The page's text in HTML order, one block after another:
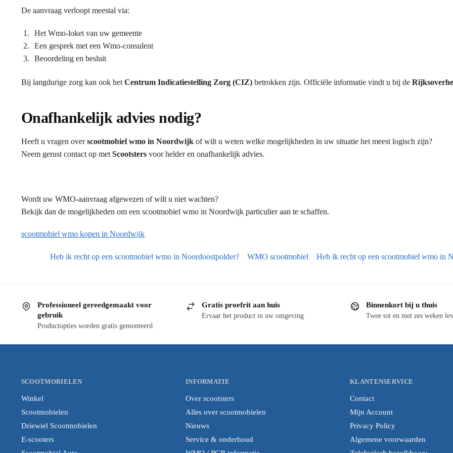
De aanvraag verloopt meestal via:
Het Wmo-loket van uw gemeente
Een gesprek met een Wmo-consulent
Beoordeling en besluit
Bij langdurige zorg kan ook het Centrum Indicatiestelling Zorg (CIZ)betrokken zijn. Officiële informatie vindt u bij de
Onafhankelijk advies nodig?
Heeft u vragen overscootmobiel wmo in Noordwijkof wilt u weten welke mogelijkheden in uw situatie het meest logisch zijn?
Neem gerust contact op met Scootstersvoor helder en onafhankelijk advies.
Wordt uw WMO-aanvraag afgewezen of wilt u niet wachten?
Bekijk dan de mogelijkheden om een scootmobiel wmo in Noordwijk particulier aan te schaffen.
scootmobiel wmo kopen in Noordwijk
Heb ik recht op een scootmobiel wmo in Noordoostpolder? WMO scootmobiel Heb ik recht op een scootmobiel wmo in
Professioneel gereedgemaakt voor
gebruik
Productopties worden gratis gemonteerd
Gratis proefrit aan huis
Ervaar het product in uw omgeving
Binnenkort bij u thuis
Twee tot en met zes weken
SCOOTMOBIELEN
Winkel
Scootmobielen
Driewiel Scootmobielen
E-scooters
INFORMATIE
Over scootsters
Alles over scootmobielen
Nieuws
Service & onderhoud
KLANTENSERVICE
Contact
Mijn Account
Privacy Policy
Algemene voorwaarden